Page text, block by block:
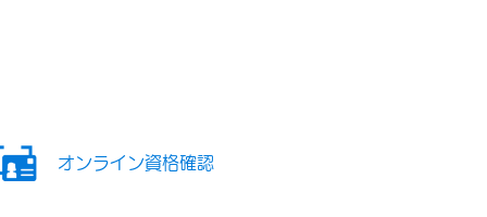
オンライン資格確認